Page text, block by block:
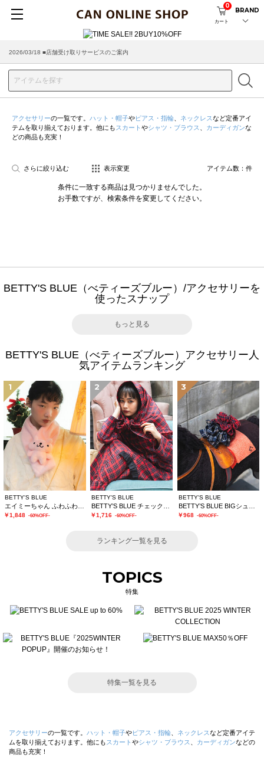
カート
0
BRAND
2026/03/18 ■店舗受け取りサービスのご案内
アクセサリーの一覧です。 ハット・帽子やピアス・指輪 ネックレスなど定番アイ
テムを取り揃えております。他にも スカート やシャツ・ブラウス カーディガンな
どの商品も充実！
さらに絞り込む 表示変更 アイテム数： 件
条件に一致する商品は見つかりませんでした。
お手数ですが、検索条件を変更してください。
BETTY'S BLUE（べティーズブルー）/アクセサリーを
使ったスナップ
もっと見る
BETTY'S BLUE（べティーズブルー）アクセサリー人
気アイテムランキング
1
BETTY'S BLUE
￥1,848 -60%OFF-
2
BETTY'S BLUE
￥1,716 -60%OFF-
3
BETTY'S BLUE
￥968 -60%OFF-
ランキング一覧を見る
TOPICS
特集
特集一覧を見る
アクセサリーの一覧です。 ハット・帽子やピアス・指輪 ネックレスなど定番アイテ
ムを取り揃えております。他にも スカート やシャツ・ブラウス カーディガンなどの
商品も充実！